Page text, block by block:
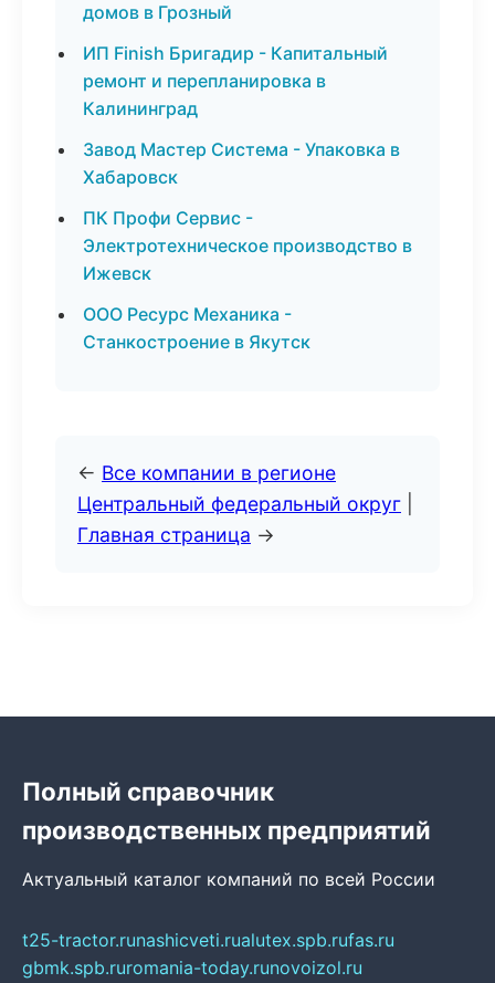
домов в Грозный
ИП Finish Бригадир - Капитальный
ремонт и перепланировка в
Калининград
Завод Мастер Система - Упаковка в
Хабаровск
ПК Профи Сервис -
Электротехническое производство в
Ижевск
ООО Ресурс Механика -
Станкостроение в Якутск
← Все компании в регионе
Центральный федеральный округ
Главная страница →
Полный справочник
производственных предприятий
Актуальный каталог компаний по всей России
t25-tractor.runashicveti.rualutex.spb.rufas.ru
gbmk.spb.ruromania-today.runovoizol.ru